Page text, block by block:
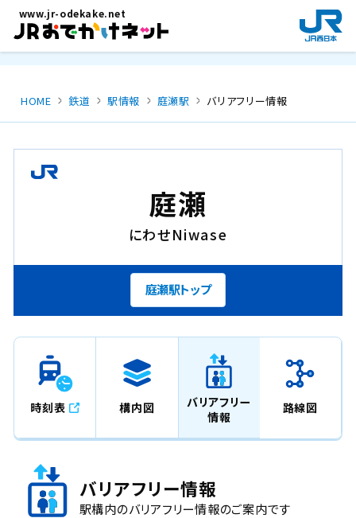
メインコンテンツにスキップ
www.jr-odekake.net
新
規
ウ
で
HOME 鉄道 駅情報 庭瀬駅 バリアフリー情報
庭瀬
にわせNiwase
庭瀬駅トップ
時刻表 構内図
バリアフリー
情報
路線図
バリアフリー情報
駅構内のバリアフリー情報のご案内です